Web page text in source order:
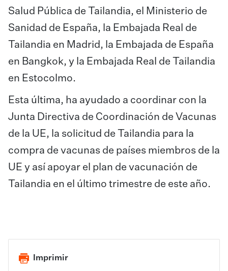
Salud Pública de Tailandia, el Ministerio de
Sanidad de España, la Embajada Real de
Tailandia en Madrid, la Embajada de España
en Bangkok, y la Embajada Real de Tailandia
en Estocolmo.
Esta última, ha ayudado a coordinar con la
Junta Directiva de Coordinación de Vacunas
de la UE, la solicitud de Tailandia para la
compra de vacunas de países miembros de la
UE y así apoyar el plan de vacunación de
Tailandia en el último trimestre de este año.
Imprimir